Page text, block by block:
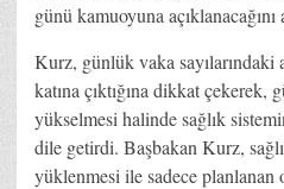
günü kamuoyuna açıklanacağını
Kurz, günlük vaka sayılarındaki
katına çıktığına dikkat çekerek,
yükselmesi halinde sağlık
dile getirdi. Başbakan Kurz,
yüklenmesi ile sadece planlanan